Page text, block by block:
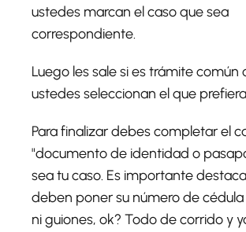
ustedes marcan el caso que sea
correspondiente.
Luego les sale si es trámite común
ustedes seleccionan el que
Para finalizar debes completar el
"documento de identidad o
sea tu caso. Es importante
deben poner su número de
ni guiones, ok? Todo de corrido y